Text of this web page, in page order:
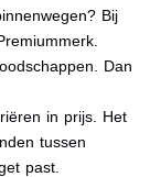
Bij
Dan
in prijs. Het
tussen
past.